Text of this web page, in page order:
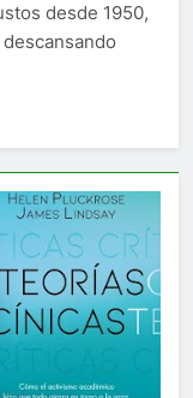
desde 1950,